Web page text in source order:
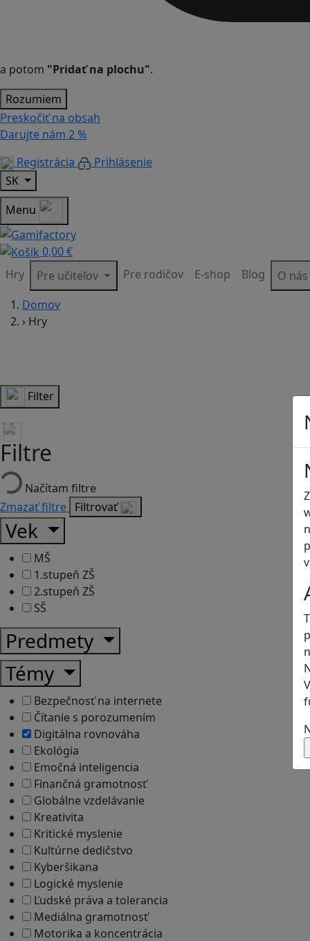
a potom "Pridať na plochu".
Rozumiem
Preskočiť na obsah
Darujte nám 2 %
Registrácia
Prihlásenie
SK
Menu
0,00 €
Hry
Pre učiteľov Pre rodičov E-shop Blog O nás
Domov
› Hry
Filter
Filtre
Načítam filtre
Zmazať filtre Filtrovať
Vek
MŠ
1.stupeň ZŠ
2.stupeň ZŠ
SŠ
Predmety
Témy
Bezpečnosť na internete
Čítanie s porozumením
Digitálna rovnováha
Ekológia
Emočná inteligencia
Finančná gramotnosť
Globálne vzdelávanie
Kreativita
Kritické myslenie
Kultúrne dedičstvo
Kyberšikana
Logické myslenie
Ľudské práva a tolerancia
Mediálna gramotnosť
Motorika a koncentrácia